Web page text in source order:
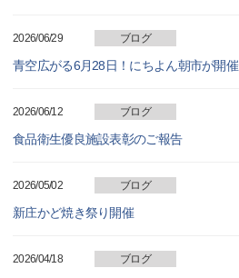
2026/06/29 ブログ
青空広がる6月28日！にちよん朝市が開
2026/06/12 ブログ
食品衛生優良施設表彰のご報告
2026/05/02 ブログ
新庄かど焼き祭り開催
2026/04/18 ブログ